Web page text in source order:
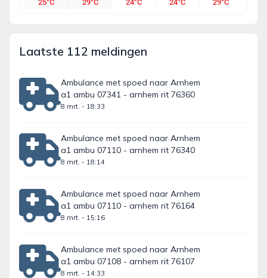
Laatste 112 meldingen
Ambulance met spoed naar Arnhem
a1 ambu 07341 - arnhem rit 76360
8 mrt. - 18:33
Ambulance met spoed naar Arnhem
a1 ambu 07110 - arnhem rit 76340
8 mrt. - 18:14
Ambulance met spoed naar Arnhem
a1 ambu 07110 - arnhem rit 76164
8 mrt. - 15:16
Ambulance met spoed naar Arnhem
a1 ambu 07108 - arnhem rit 76107
8 mrt. - 14:33